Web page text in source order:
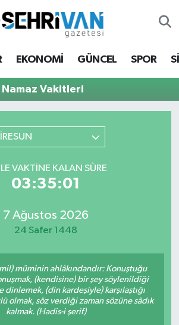
EKONOMİ GÜNCEL SPOR
Vakitleri
VAKTİNE KALAN SÜRE
03:35:01
7 Ağustos 2026
24 Safer 1448
müminin ahlâkındandır: Konuştuğu
(kendisine) bir şey söylenildiği
dinlemek, (din kardeşiyle) karşılaştığı
olmak, söz verdiği zaman sözüne sâdık
kalmak. (Hadis-i şerif)
Haritası
Durumu ve Fikstür
Haberleri